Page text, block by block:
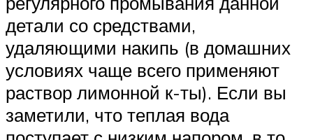
детали со средствами,
удаляющими накипь (в домашних
условиях чаще всего применяют
раствор лимонной к-ты). Если вы
заметили, что теплая вода